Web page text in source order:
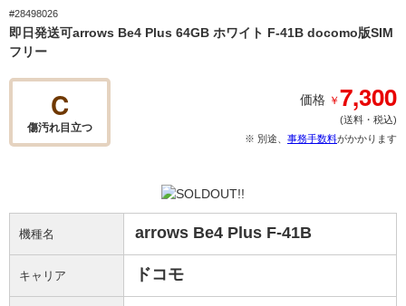
#28498026
即日発送可arrows Be4 Plus 64GB ホワイト F-41B docomo版SIM
フリー
C
傷汚れ目立つ
価格 ￥7,300
(送料・税込)
※ 別途、 事務手数料がかかります
機種名 arrows Be4 Plus F-41B
キャリア ドコモ